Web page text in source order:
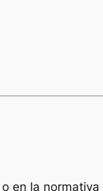
en la normativa